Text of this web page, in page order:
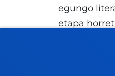
egungo
etapa